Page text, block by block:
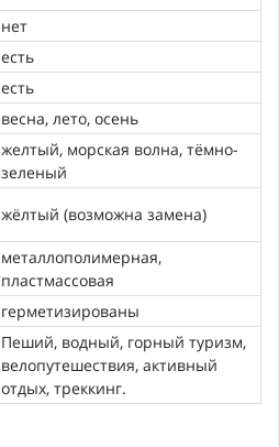
нет
есть
есть
весна, лето, осень
желтый, морская волна, тёмно-
зеленый
жёлтый (возможна замена)
металлополимерная,
пластмассовая
герметизированы
Пеший, водный, горный туризм,
велопутешествия, активный
отдых, треккинг.